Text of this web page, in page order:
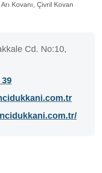
Kovanı, Çivril Kovan
Cd. No:10,
39